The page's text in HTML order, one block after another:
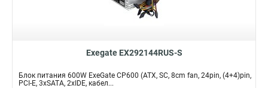
Exegate EX292144RUS-S
Блок питания 600W ExeGate CP600 (ATX, SC, 8cm fan, 24pin, (4+4)pin,
PCI-E, 3xSATA, 2xIDE, кабел...